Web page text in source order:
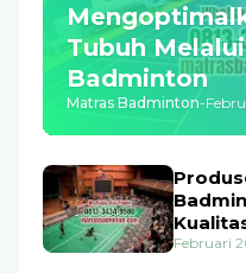
Tubuh
Badminton
Matras Badminton-
Februari